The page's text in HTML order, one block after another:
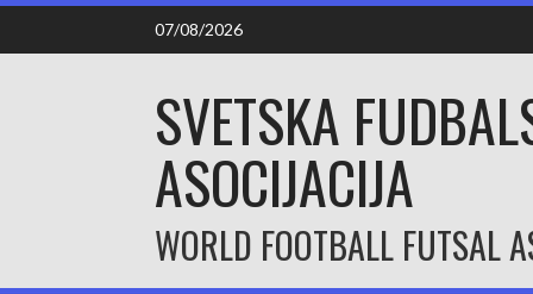
Skip
content
07/08/2026
SVETSKA
ASOCIJACIJA
WORLD FOOTBALL FUTSAL